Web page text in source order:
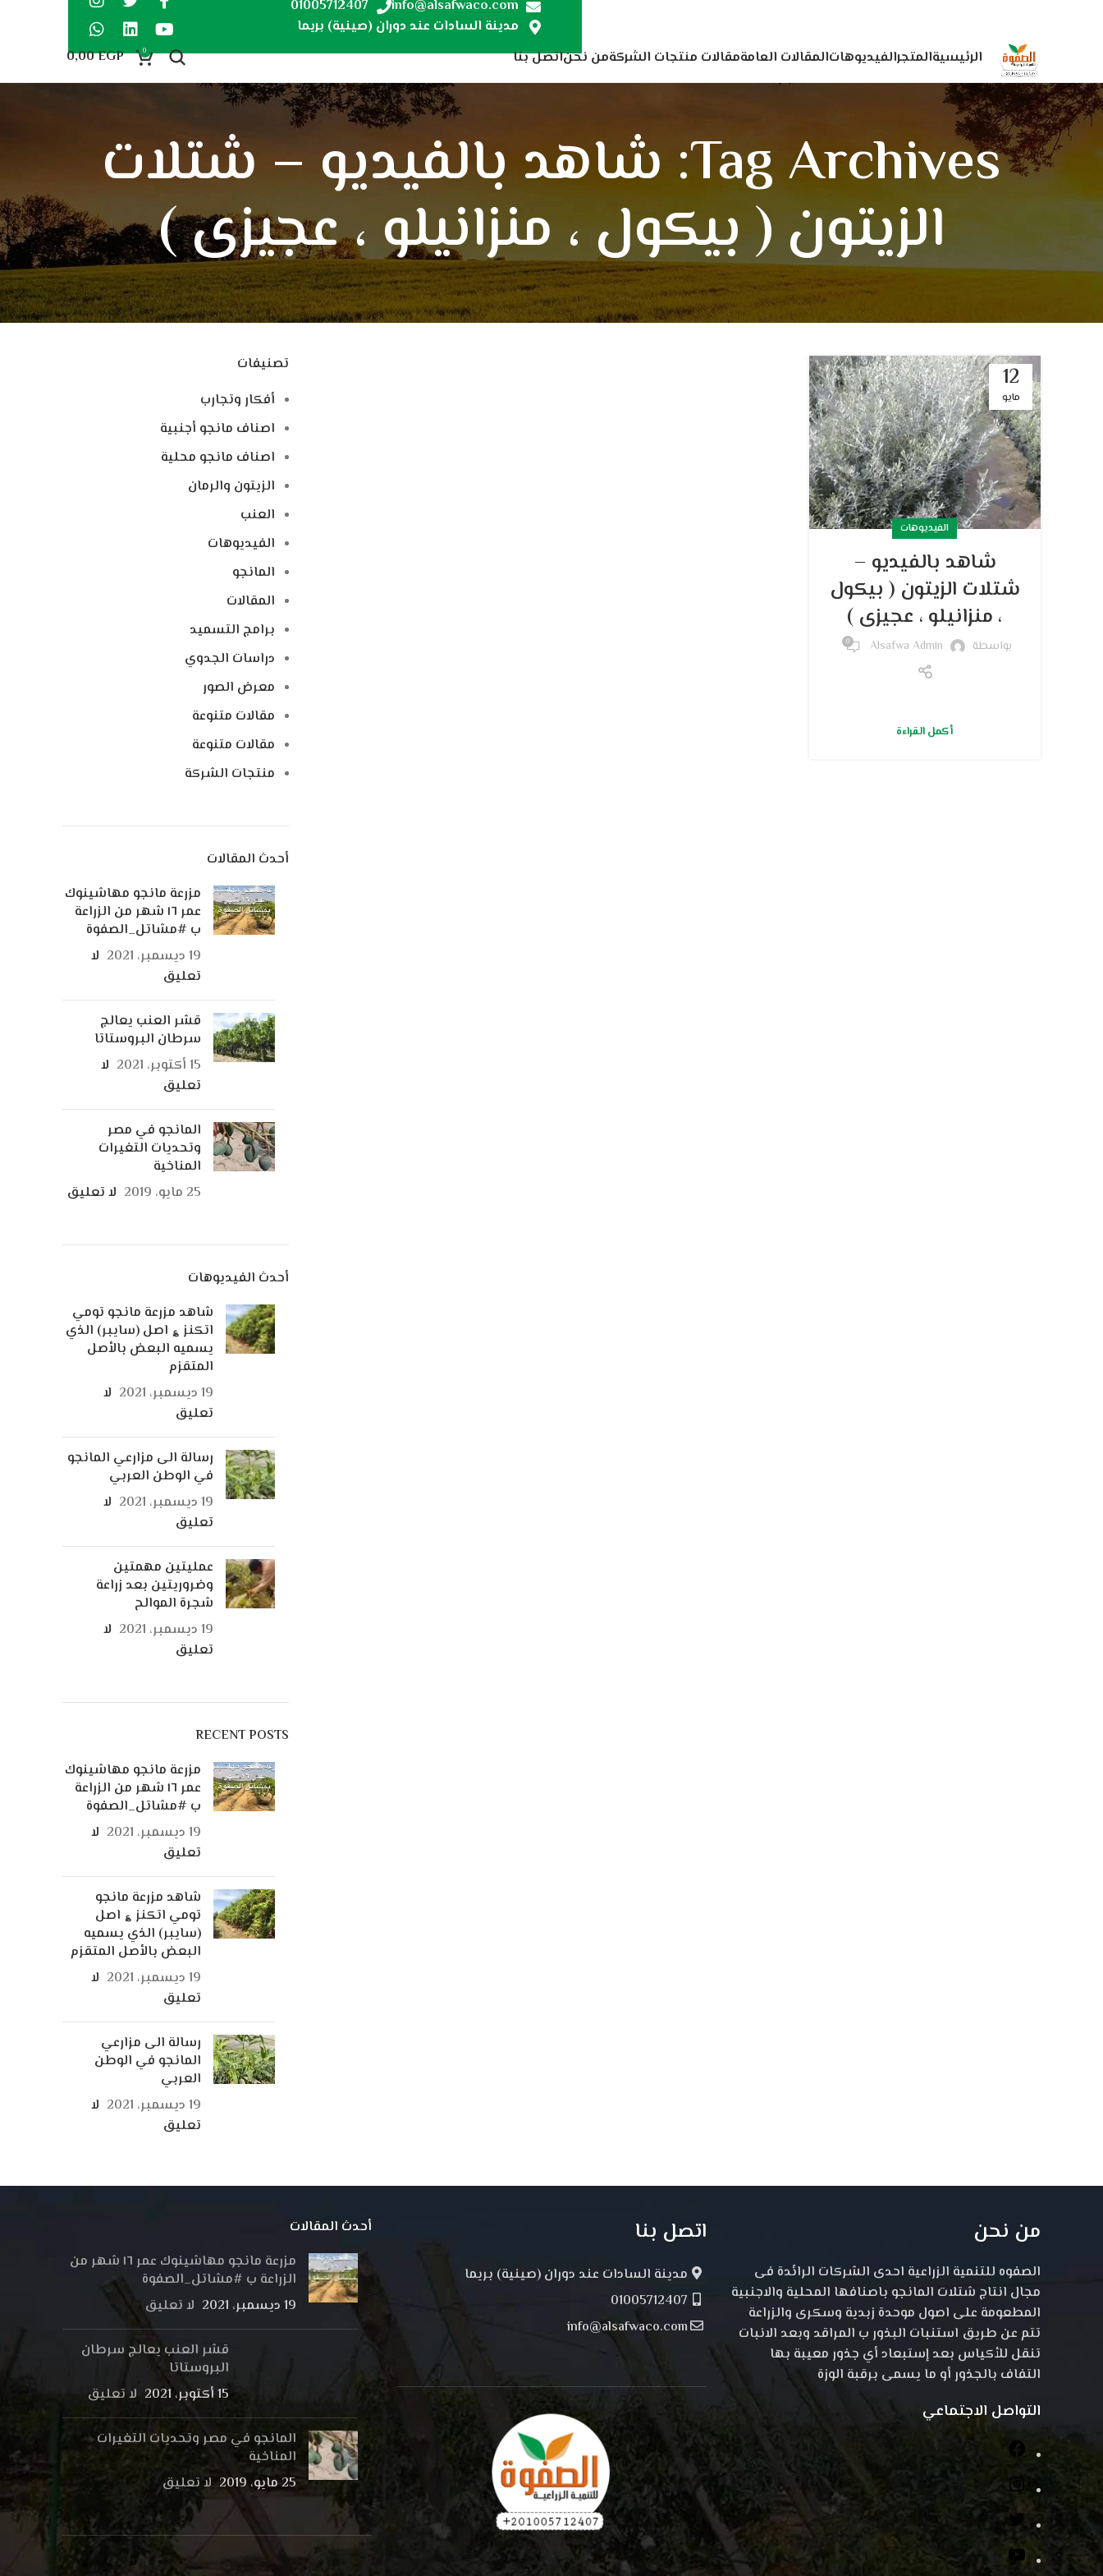
info@alsafwaco.com
01005712407
مدينة السادات عند دوران (صينية) بريما
الرئيسيةالمتجرالفيديوهاتالمقالات العامةمقالات منتجات الشركةمن نحناتصل بنا 0
0,00EGP
Tag Archives: شاهد بالفيديو – شتلات
الزيتون ( بيكول ، منزانيلو ، عجيزى )
12
مايو
الفيديوهات
شاهد بالفيديو –
شتلات الزيتون ( بيكول
، منزانيلو ، عجيزى )
بواسطة Alsafwa Admin
0
أكمل القراءة
تصنيفات
أفكار وتجارب
اصناف مانجو أجنبية
اصناف مانجو محلية
الزيتون والرمان
العنب
الفيديوهات
المانجو
المقالات
برامج التسميد
دراسات الجدوي
معرض الصور
مقالات متنوعة
مقالات متنوعة
منتجات الشركة
أحدث المقالات
مزرعة مانجو مهاشينوك
عمر ١٦ شهر من الزراعة
ب #مشاتل_الصفوة
19 ديسمبر، 2021
لا
تعليق
قشر العنب يعالج
سرطان البروستاتا
15 أكتوبر، 2021
لا
تعليق
المانجو في مصر
وتحديات التغيرات
المناخية
25 مايو، 2019
لا تعليق
أحدث الفيديوهات
شاهد مزرعة مانجو تومي
اتكنز ؏ اصل (سايبر) الذي
يسميه البعض بالأصل
المتقزم
19 ديسمبر، 2021
لا
تعليق
رسالة الى مزارعي المانجو
في الوطن العربي
19 ديسمبر، 2021
لا
تعليق
عمليتين مهمتين
وضروريتين بعد زراعة
شجرة الموالح
19 ديسمبر، 2021
لا
تعليق
RECENT POSTS
مزرعة مانجو مهاشينوك
عمر ١٦ شهر من الزراعة
ب #مشاتل_الصفوة
19 ديسمبر، 2021
لا
تعليق
شاهد مزرعة مانجو
تومي اتكنز ؏ اصل
(سايبر) الذي يسميه
البعض بالأصل المتقزم
19 ديسمبر، 2021
لا
تعليق
رسالة الى مزارعي
المانجو في الوطن
العربي
19 ديسمبر، 2021
لا
تعليق
من نحن
الصفوه للتنمية الزراعية احدى الشركات الرائدة فى
مجال انتاج شتلات المانجو باصنافها المحلية والاجنبية
المطعومة على اصول موحدة زبدية وسكرى والزراعة
تتم عن طريق استنبات البذور ب المراقد وبعد الانبات
تنقل للأكياس بعد إستبعاد أي جذور معيبة بها
التفاف بالجذور أو ما يسمى برقبة الوزة
التواصل الاجتماعي
اتصل بنا
مدينة السادات عند دوران (صينية) بريما
info@alsafwaco.com
أحدث المقالات
مزرعة مانجو مهاشينوك عمر ١٦ شهر من
الزراعة ب #مشاتل_الصفوة
19 ديسمبر، 2021
لا تعليق
قشر العنب يعالج سرطان
البروستاتا
15 أكتوبر، 2021
لا تعليق
المانجو في مصر وتحديات التغيرات
المناخية
25 مايو، 2019
لا تعليق